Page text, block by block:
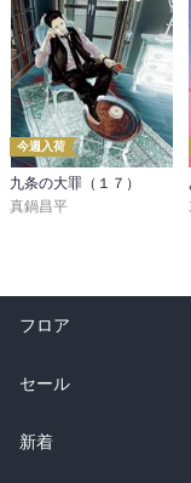
今週入荷
九条の大罪（１７）
真鍋昌平
フロア
総合
ラノベ
セール
総合
新着